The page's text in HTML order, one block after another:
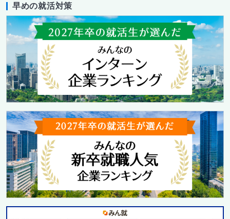
早めの就活対策